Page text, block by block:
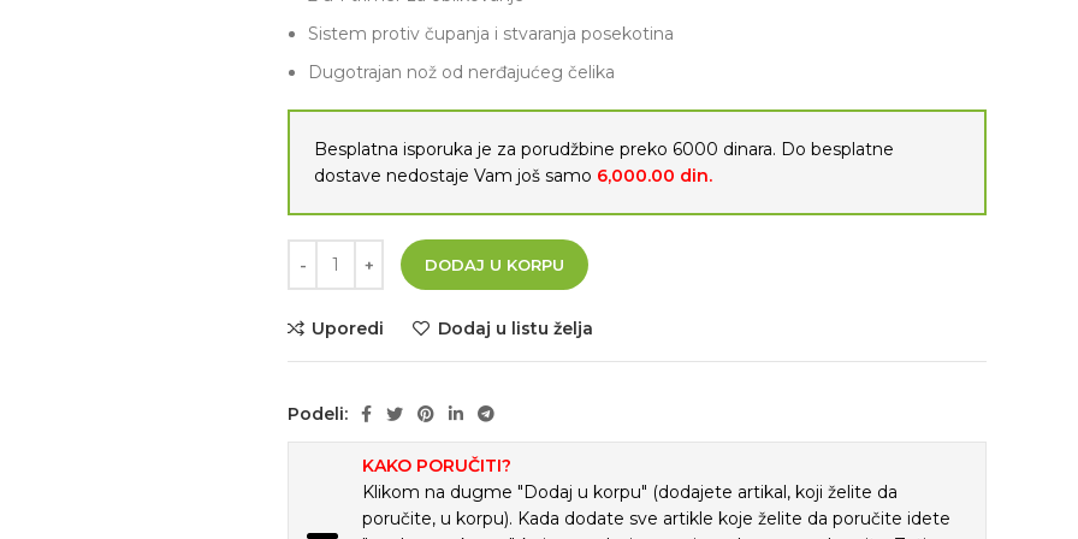
Sistem protiv čupanja i stvaranja posekotina
Dugotrajan nož od nerđajućeg čelika
Besplatna isporuka je za porudžbine preko 6000 dinara. Do besplatne
dostave nedostaje Vam još samo 6,000.00 din.
DODAJ U KORPU
Uporedi Dodaj u listu želja
Podeli:
KAKO PORUČITI?
Klikom na dugme "Dodaj u korpu" (dodajete artikal, koji želite da
poručite, u korpu). Kada dodate sve artikle koje želite da poručite idete